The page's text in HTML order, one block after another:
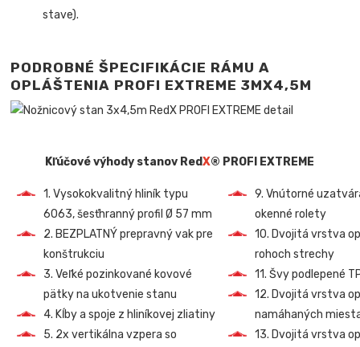
stave).
PODROBNÉ ŠPECIFIKÁCIE RÁMU A
OPLÁŠTENIA PROFI EXTREME 3MX4,5M
Kľúčové výhody stanov RedX® PROFI EXTREME
1. Vysokokvalitný hliník typu
6063, šesťhranný profil Ø 57 mm
2. BEZPLATNÝ prepravný vak pre
konštrukciu
3. Veľké pozinkované kovové
pätky na ukotvenie stanu
4. Kĺby a spoje z hliníkovej zliatiny
5. 2x vertikálna vzpera so
9. Vnútorné
okenné rolety
10. Dvojitá vrstva
rohoch strechy
11. Švy podlepené
12. Dvojitá vrstva
namáhaných
13. Dvojitá vrstva